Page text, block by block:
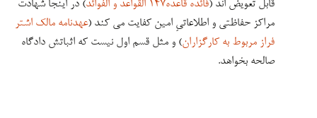
مطالب تکمیلی:
جزوه عفو معیاری و معیار عفو
لوازم این نظر را آیت الله نمی پذیرد!